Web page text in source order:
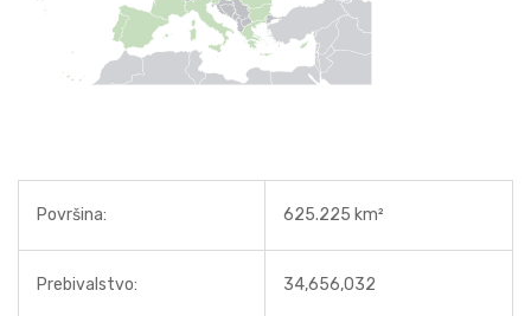
Površina: 625.225 km²
Prebivalstvo: 34,656,032